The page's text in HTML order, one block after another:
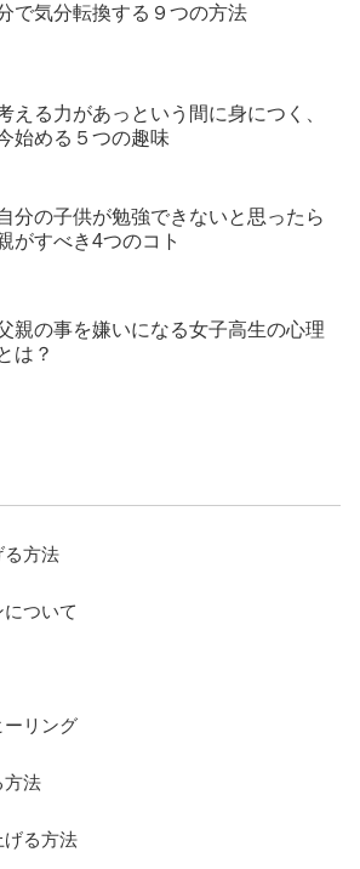
で気分転換する９つの方法
える力があっという間に身につく、
始める５つの趣味
分の子供が勉強できないと思ったら
がすべき4つのコト
親の事を嫌いになる女子高生の心理
は？
る方法
ついて
ーリング
方法
げる方法